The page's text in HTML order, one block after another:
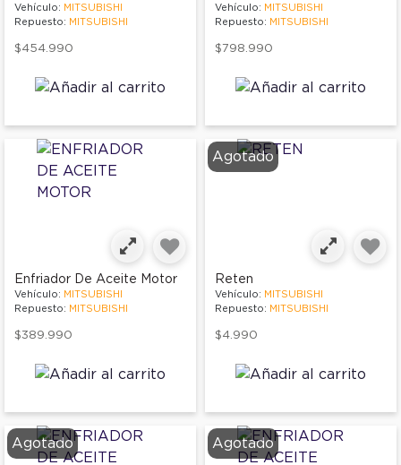
Vehículo: MITSUBISHI
Repuesto: MITSUBISHI
$454.990
Vehículo: MITSUBISHI
Repuesto: MITSUBISHI
$798.990
Enfriador De Aceite Motor
Vehículo: MITSUBISHI
Repuesto: MITSUBISHI
$389.990
Agotado
Reten
Vehículo: MITSUBISHI
Repuesto: MITSUBISHI
$4.990
Agotado Agotado